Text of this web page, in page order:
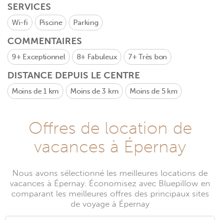
SERVICES
Wi-fi Piscine Parking
COMMENTAIRES
9+ Exceptionnel 8+ Fabuleux 7+Très bon
DISTANCE DEPUIS LE CENTRE
Moins de 1 km Moins de 3 km Moins de 5 km
Offres de location de
vacances à Épernay
Nous avons sélectionné les meilleures locations de
vacances à Épernay. Économisez avec Bluepillow en
comparant les meilleures offres des principaux sites
de voyage à Épernay